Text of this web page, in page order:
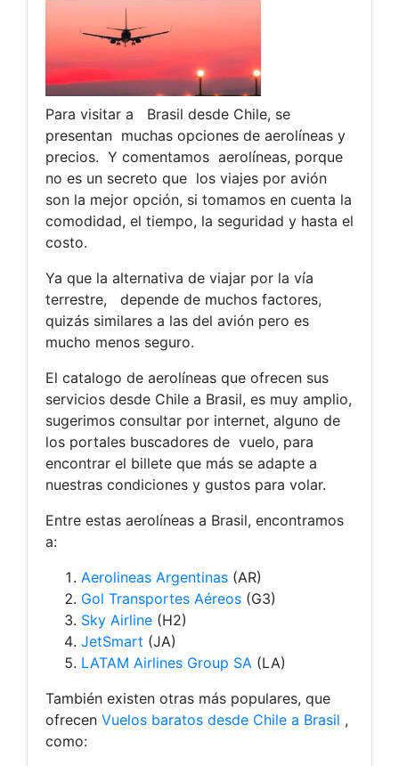
Para visitar a Brasil desde Chile, se
presentan muchas opciones de aerolíneas y
precios. Y comentamos aerolíneas, porque
no es un secreto que los viajes por avión
son la mejor opción, si tomamos en cuenta la
comodidad, el tiempo, la seguridad y hasta el
costo.
Ya que la alternativa de viajar por la vía
terrestre, depende de muchos factores,
quizás similares a las del avión pero es
mucho menos seguro.
El catalogo de aerolíneas que ofrecen sus
servicios desde Chile a Brasil, es muy amplio,
sugerimos consultar por internet, alguno de
los portales buscadores de vuelo, para
encontrar el billete que más se adapte a
nuestras condiciones y gustos para volar.
Entre estas aerolíneas a Brasil, encontramos
a:
Aerolineas Argentinas (AR)
Gol Transportes Aéreos (G3)
Sky Airline (H2)
JetSmart (JA)
LATAM Airlines Group SA (LA)
También existen otras más populares, que
ofrecen Vuelos baratos desde Chile a Brasil ,
como: